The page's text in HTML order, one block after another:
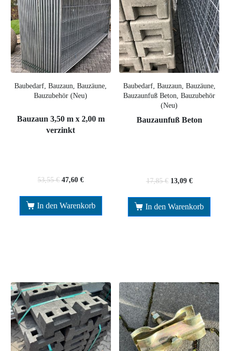
Baubedarf, Bauzaun, Bauzäune,
Bauzubehör (Neu)
Bauzaun 3,50 m x 2,00 m
verzinkt
53,55€ 47,60€
In den Warenkorb
Baubedarf, Bauzaun, Bauzäune,
Bauzaunfuß Beton, Bauzubehör
(Neu)
Bauzaunfuß Beton
17,85€ 13,09 €
In den Warenkorb